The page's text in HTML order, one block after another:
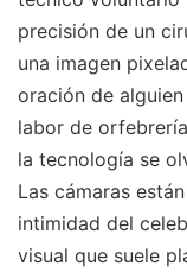
precisión de un
una imagen
oración de
labor de
la tecnología se
Las cámaras
intimidad del
visual que suele